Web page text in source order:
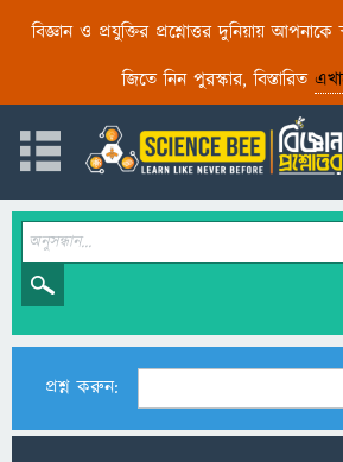
বিজ্ঞান ও প্রযুক্তির প্রশ্নোত্তর দুনিয়ায় আপনাকে
জিতে নিন পুরস্কার, বিস্তারিত
প্রশ্ন করুন: